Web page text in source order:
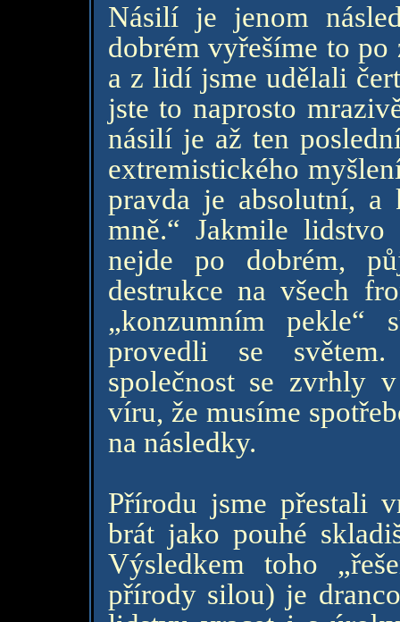
Násilí je jenom
dobrém vyřešíme to
a z lidí jsme udělali
jste to naprosto
násilí je až ten
extremistického
pravda je absolutní,
mně.“ Jakmile
nejde po dobrém,
destrukce na všech
„konzumním
provedli se
společnost se zvrhly
víru, že musíme
na následky.
Přírodu jsme přestali
brát jako pouhé
Výsledkem toho
přírody silou) je